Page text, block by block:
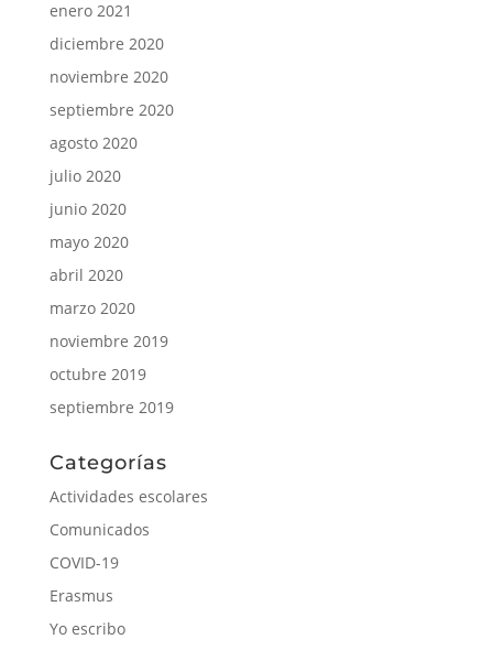
septiembre 2019
Categorías
Actividades escolares
Comunicados
COVID-19
Erasmus
Yo escribo
Entradas recientes
cultura (del 8 al 16 de enero)
HAMBURGO 2026
Matriculación ordinaria para el alumnado de ESO y
Bachillerato 2025
Información